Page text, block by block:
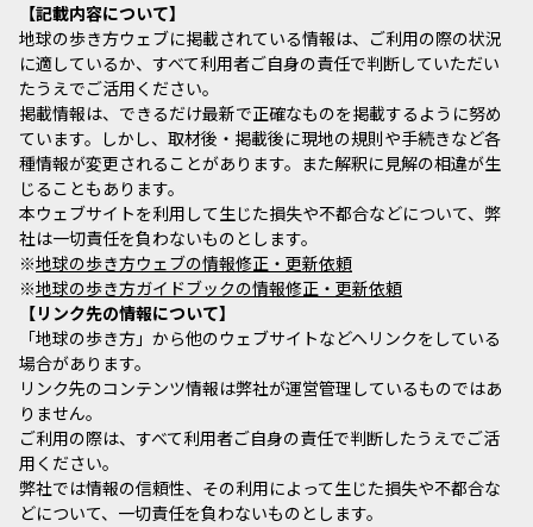
記載内容について
地球の歩き方ウェブに掲載されている情報は、ご利用の際の状況
に適しているか、すべて利用者ご自身の責任で判断していただい
たうえでご活用ください。
掲載情報は、できるだけ最新で正確なものを掲載するように努め
ています。しかし、取材後・掲載後に現地の規則や手続きなど各
種情報が変更されることがあります。また解釈に見解の相違が生
じることもあります。
本ウェブサイトを利用して生じた損失や不都合などについて、弊
社は一切責任を負わないものとします。
※地球の歩き方ウェブの情報修正・更新依頼
※地球の歩き方ガイドブックの情報修正・更新依頼
リンク先の情報について
「地球の歩き方」から他のウェブサイトなどへリンクをしている
場合があります。
リンク先のコンテンツ情報は弊社が運営管理しているものではあ
りません。
ご利用の際は、すべて利用者ご自身の責任で判断したうえでご活
用ください。
弊社では情報の信頼性、その利用によって生じた損失や不都合な
どについて、一切責任を負わないものとします。